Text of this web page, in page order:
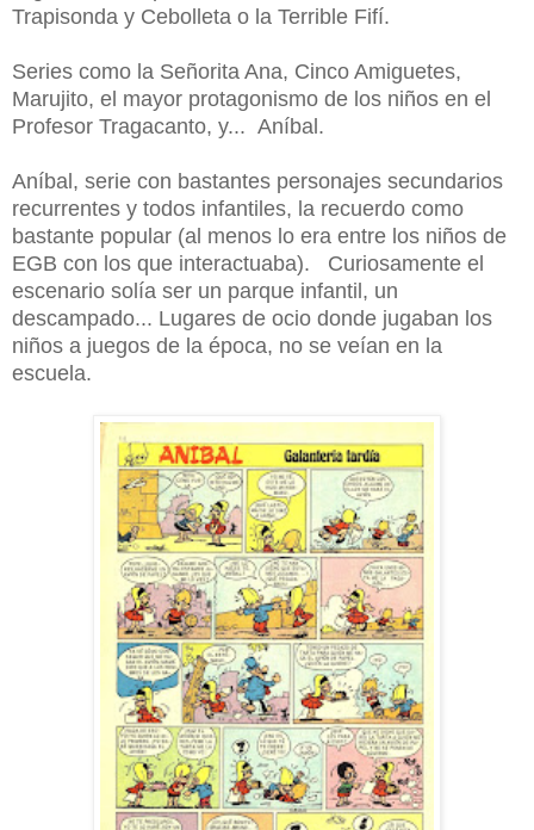
Trapisonda y Cebolleta o la Terrible Fifí.
Series como la Señorita Ana, Cinco Amiguetes,
Marujito, el mayor protagonismo de los niños en el
Profesor Tragacanto, y... Aníbal.
Aníbal, serie con bastantes personajes secundarios
recurrentes y todos infantiles, la recuerdo como
bastante popular (al menos lo era entre los niños de
EGB con los que interactuaba). Curiosamente el
escenario solía ser un parque infantil, un
descampado... Lugares de ocio donde jugaban los
niños a juegos de la época, no se veían en la
escuela.